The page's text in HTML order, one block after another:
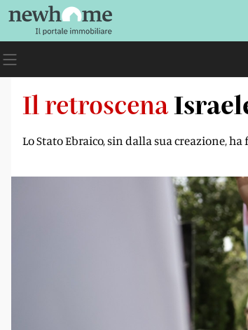
Il retroscena
Lo Stato Ebraico, sin dalla sua creazione,